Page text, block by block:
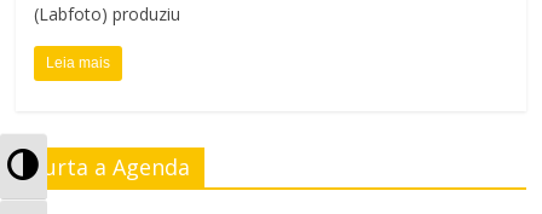
A
(Labfoto) produziu
Leia mais
Curta a Agenda